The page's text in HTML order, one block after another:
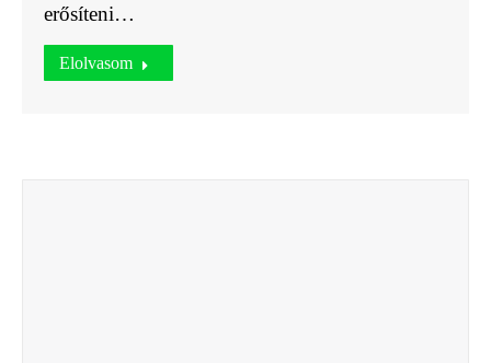
erősíteni…
Elolvasom